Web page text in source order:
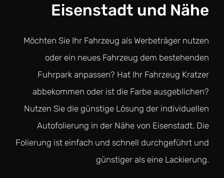
Eisenstadt und Nähe
Möchten Sie Ihr Fahrzeug als Werbeträger nutzen
oder ein neues Fahrzeug dem bestehenden
Fuhrpark anpassen? Hat Ihr Fahrzeug Kratzer
abbekommen oder ist die Farbe ausgeblichen?
Nutzen Sie die günstige Lösung der individuellen
Autofolierung in der Nähe von Eisenstadt. Die
Folierung ist einfach und schnell durchgeführt und
günstiger als eine Lackierung.